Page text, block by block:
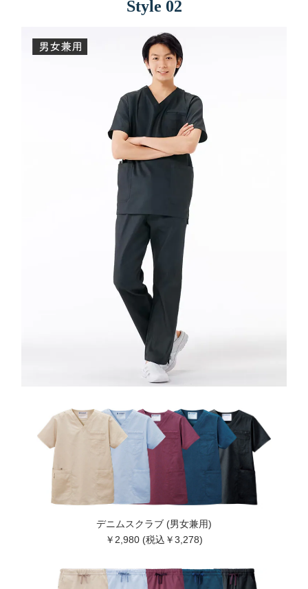
Style 02
デニムスクラブ (男女兼用)
￥2,980 (税込￥3,278)